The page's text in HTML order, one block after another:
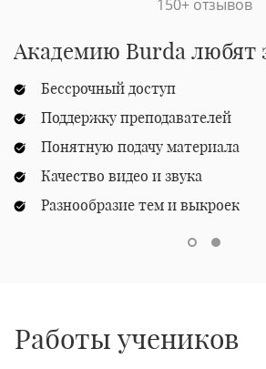
150+ отзывов
Академию Burda любят
Бессрочный доступ
Поддержку преподавателей
Понятную подачу материала
Качество видео и звука
Разнообразие тем и выкроек
Работы учеников